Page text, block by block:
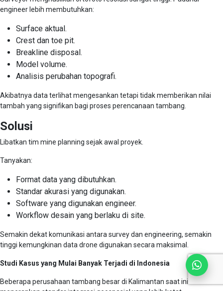
engineer lebih membutuhkan:
Surface aktual.
Crest dan toe pit.
Breakline disposal.
Model volume.
Analisis perubahan topografi.
Akibatnya data terlihat mengesankan tetapi tidak memberikan nilai
tambah yang signifikan bagi proses perencanaan tambang.
Solusi
Libatkan tim mine planning sejak awal proyek.
Tanyakan:
Format data yang dibutuhkan.
Standar akurasi yang digunakan.
Software yang digunakan engineer.
Workflow desain yang berlaku di site.
Semakin dekat komunikasi antara survey dan engineering, semakin
tinggi kemungkinan data drone digunakan secara maksimal.
Studi Kasus yang Mulai Banyak Terjadi di Indonesia
Beberapa perusahaan tambang besar di Kalimantan saat ini mulai